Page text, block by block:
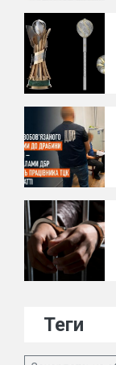
Теги